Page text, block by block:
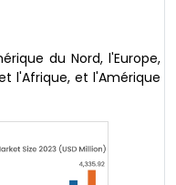
du Nord, l'Europe,
l'Afrique, et l'Amérique